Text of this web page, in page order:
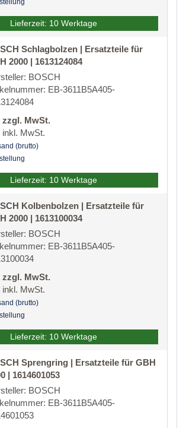
Lieferzeit: 10 Werktage
Schlagbolzen | Ersatzteile für
2000 | 1613124084
BOSCH
EB-3611B5A405-
zzgl. MwSt.
inkl. MwSt.
(brutto)
Lieferzeit: 10 Werktage
Kolbenbolzen | Ersatzteile für
2000 | 1613100034
BOSCH
EB-3611B5A405-
zzgl. MwSt.
inkl. MwSt.
(brutto)
Lieferzeit: 10 Werktage
Sprengring | Ersatzteile für GBH
| 1614601053
BOSCH
EB-3611B5A405-